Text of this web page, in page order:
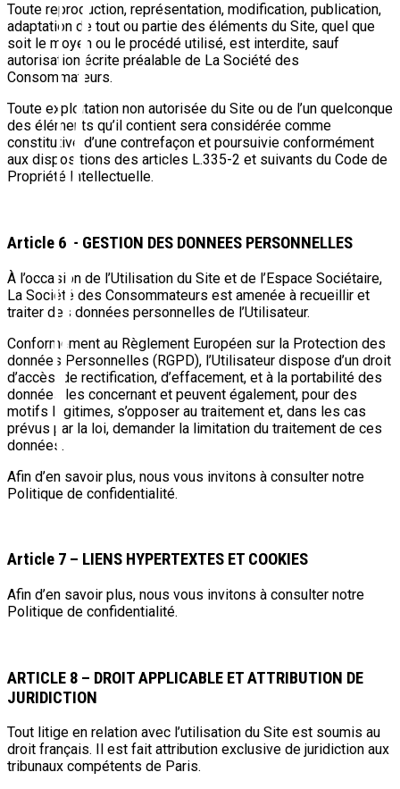
Toute reproduction, représentation, modification, publication,
adaptation de tout ou partie des éléments du Site, quel que
soit le moyen ou le procédé utilisé, est interdite, sauf
autorisation écrite préalable de La Société des
Consommateurs.
Toute exploitation non autorisée du Site ou de l’un quelconque
des éléments qu’il contient sera considérée comme
constitutive d’une contrefaçon et poursuivie conformément
aux dispositions des articles L.335-2 et suivants du Code de
Propriété Intellectuelle.
Article 6 – GESTION DES DONNEES PERSONNELLES
À l’occasion de l’Utilisation du Site et de l’Espace Sociétaire,
La Société des Consommateurs est amenée à recueillir et
traiter des données personnelles de l’Utilisateur.
Conformément au Règlement Européen sur la Protection des
données Personnelles (RGPD), l’Utilisateur dispose d’un droit
d’accès, de rectification, d’effacement, et à la portabilité des
données les concernant et peuvent également, pour des
motifs légitimes, s’opposer au traitement et, dans les cas
prévus par la loi, demander la limitation du traitement de ces
données.
Afin d’en savoir plus, nous vous invitons à consulter notre
Politique de confidentialité.
Article 7 – LIENS HYPERTEXTES ET COOKIES
Afin d’en savoir plus, nous vous invitons à consulter notre
Politique de confidentialité.
ARTICLE 8 – DROIT APPLICABLE ET ATTRIBUTION DE
JURIDICTION
Tout litige en relation avec l’utilisation du Site est soumis au
droit français. Il est fait attribution exclusive de juridiction aux
tribunaux compétents de Paris.